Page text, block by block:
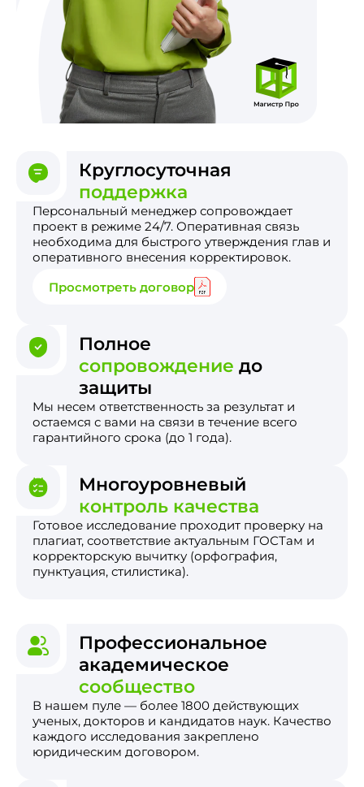
Круглосуточная
поддержка
Персональный менеджер сопровождает
проект в режиме 24/7. Оперативная связь
необходима для быстрого утверждения глав и
оперативного внесения корректировок.
Просмотреть договор
Полное
сопровождение до
защиты
Мы несем ответственность за результат и
остаемся с вами на связи в течение всего
гарантийного срока (до 1 года).
Многоуровневый
контроль качества
Готовое исследование проходит проверку на
плагиат, соответствие актуальным ГОСТам и
корректорскую вычитку (орфография,
пунктуация, стилистика).
Профессиональное
академическое
сообщество
В нашем пуле — более 1800 действующих
ученых, докторов и кандидатов наук. Качество
каждого исследования закреплено
юридическим договором.